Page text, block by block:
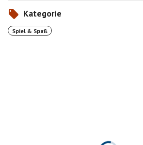
Kategorie
Spiel & Spaß